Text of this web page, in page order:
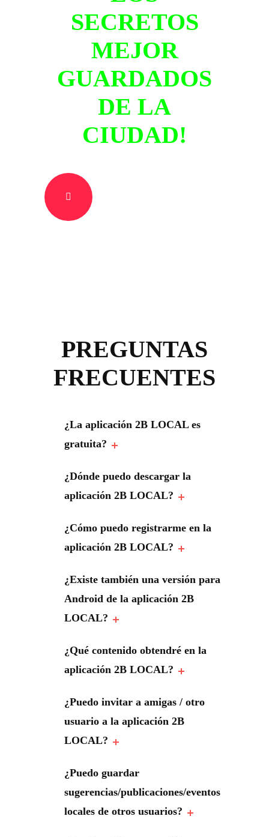
SECRETOS
MEJOR
GUARDADOS
DE LA
CIUDAD!
PREGUNTAS
FRECUENTES
¿La aplicación 2B LOCAL es
gratuita?
¿Dónde puedo descargar la
aplicación 2B LOCAL?
¿Cómo puedo registrarme en la
aplicación 2B LOCAL?
¿Existe también una versión para
Android de la aplicación 2B
LOCAL?
¿Qué contenido obtendré en la
aplicación 2B LOCAL?
¿Puedo invitar a amigas / otro
usuario a la aplicación 2B
LOCAL?
¿Puedo guardar
sugerencias/publicaciones/eventos
locales de otros usuarios?